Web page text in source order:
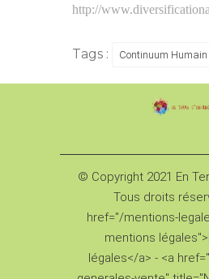
http://
Tags : Continuum Humain
© Copyright 2021 En
Tous droits
href="/mentions-
mentions
légales</a> - <a